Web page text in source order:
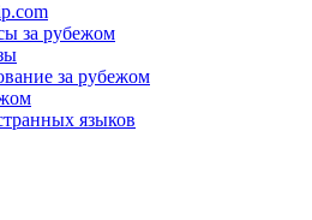
за рубежом
за рубежом
языков